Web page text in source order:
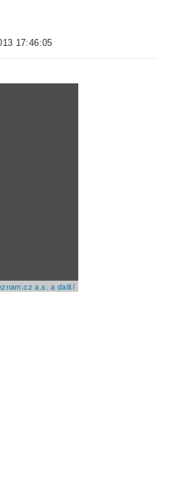
17:46:05
a.s. a další